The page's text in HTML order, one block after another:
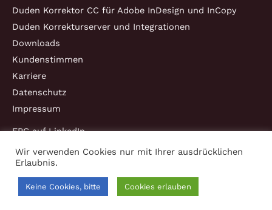
Duden Korrektor CC für Adobe InDesign und InCopy
Duden Korrekturserver und Integrationen
Downloads
Kundenstimmen
Karriere
Datenschutz
Impressum
EPC auf LinkedIn
Wir verwenden Cookies nur mit Ihrer ausdrücklichen
Erlaubnis.
Keine Cookies, bitte Cookies erlauben